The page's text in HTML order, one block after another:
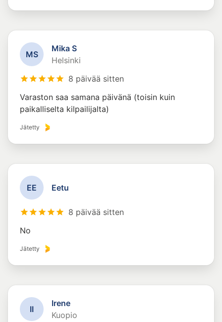
MS
Mika S
Helsinki
8 päivää sitten
Varaston saa samana päivänä (toisin kuin
paikalliselta kilpailijalta)
Jätetty
EE Eetu
8 päivää sitten
No
Jätetty
II
Irene
Kuopio